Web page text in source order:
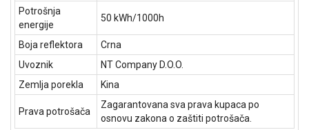
Potrošnja
energije
50 kWh/1000h
Boja reflektora
Crna
Uvoznik
NT Company D.O.O.
Zemlja porekla
Kina
Prava potrošača
Zagarantovana sva prava kupaca po
osnovu zakona o zaštiti potrošača.